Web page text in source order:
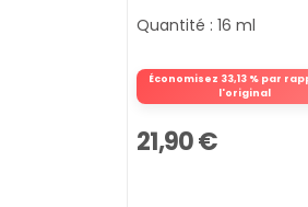
Économisez 33,13 % par
l'original
Quantité : 16 ml
21,90 €